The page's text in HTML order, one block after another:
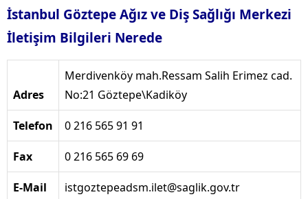
İstanbul Göztepe Ağız ve Diş Sağlığı Merkezi
İletişim Bilgileri Nerede
Adres
Merdivenköy mah.Ressam Salih Erimez cad.
No:21 Göztepe\Kadiköy
Telefon 0 216 565 91 91
Fax 0 216 565 69 69
E-Mail istgoztepeadsm.ilet@saglik.gov.tr